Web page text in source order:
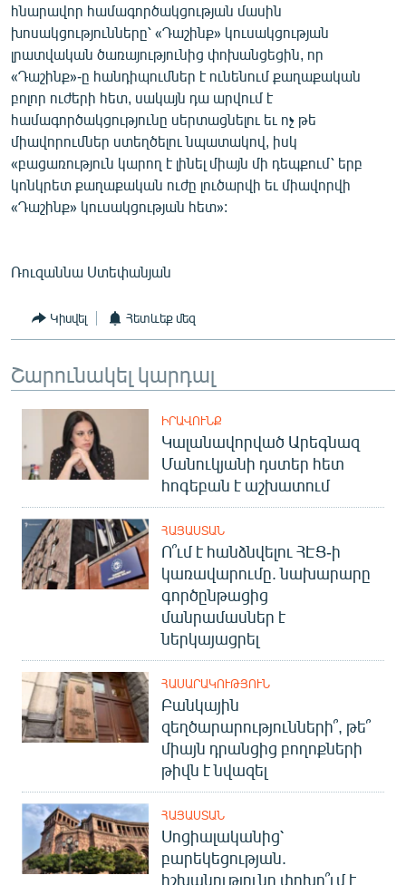
հնարավոր համագործակցության մասին
խոսակցությունները՝ «Դաշինք» կուսակցության
լրատվական ծառայությունից փոխանցեցին, որ
«Դաշինք»-ը հանդիպումներ է ունենում քաղաքական
բոլոր ուժերի հետ, սակայն դա արվում է
համագործակցությունը սերտացնելու եւ ոչ թե
միավորումներ ստեղծելու նպատակով, իսկ
«բացառություն կարող է լինել միայն մի դեպքում՝ երբ
կոնկրետ քաղաքական ուժը լուծարվի եւ միավորվի
«Դաշինք» կուսակցության հետ»:
Ռուզաննա Ստեփանյան
Կիսվել Հետևեք մեզ
Շարունակել կարդալ
ԻՐԱՎՈՒՆՔ
Կալանավորված Արեգնազ
Մանուկյանի դստեր հետ
հոգեբան է աշխատում
ՀԱՅԱՍՏԱՆ
Ո՞ւմ է հանձնվելու ՀԷՑ-ի
կառավարումը. նախարարը
գործընթացից
մանրամասներ է
ներկայացրել
ՀԱՍԱՐԱԿՈՒԹՅՈՒՆ
Բանկային
զեղծարարությունների՞, թե՞
միայն դրանցից բողոքների
թիվն է նվազել
ՀԱՅԱՍՏԱՆ
Սոցիալականից՝
բարեկեցության.
իշխանությունը փոխո՞ւմ է